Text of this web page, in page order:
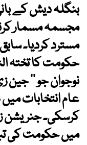
بنگلہ دیش کے
مجسمہ مسمار
مسترد کردیا۔
حکومت کا تختہ
نوجوان جو ’’
کرسکی۔ جنریشن